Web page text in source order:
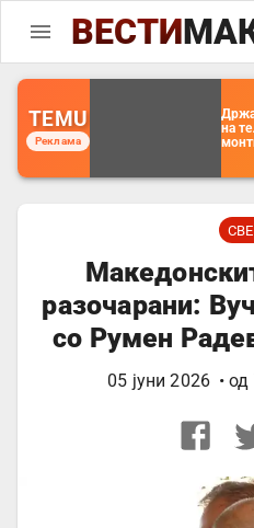
ВЕСТИ
TEMU
Реклама
на
разочарани:
со Румен
05 јуни 2026 • од